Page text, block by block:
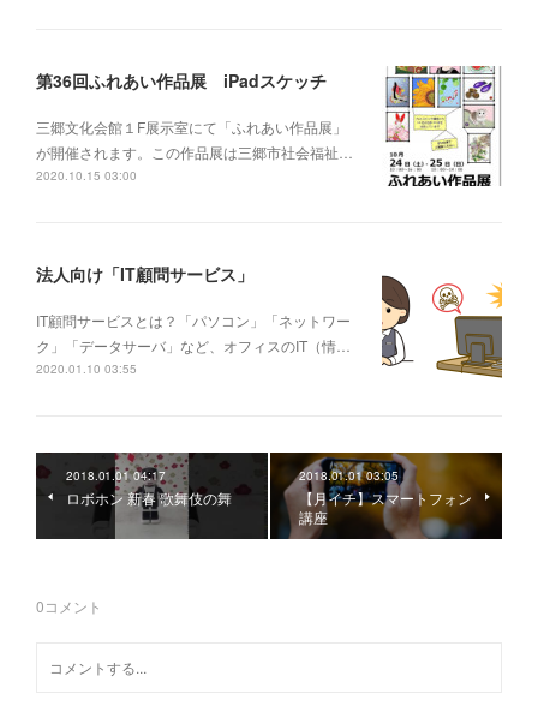
第36回ふれあい作品展 iPadスケッチ
三郷文化会館１F展示室にて「ふれあい作品展」
が開催されます。この作品展は三郷市社会福祉…
2020.10.15 03:00
法人向け「IT顧問サービス」
IT顧問サービスとは？「パソコン」「ネットワー
ク」「データサーバ」など、オフィスのIT（情…
2020.01.10 03:55
2018.01.01 04:17
ロボホン 新春 歌舞伎の舞
2018.01.01 03:05
【月イチ】スマートフォン
講座
0コメント